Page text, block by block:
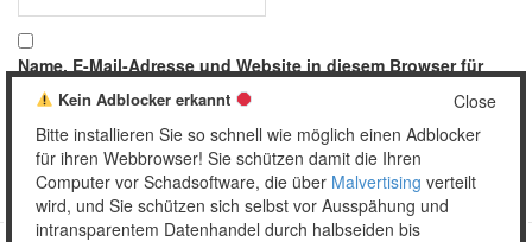
Name, E-Mail-Adresse und Website in diesem Browser für
meinen nächsten Kommentar speichern.
Close
Kein Adblocker erkannt
Bitte installieren Sie so schnell wie möglich einen Adblocker
für ihren Webbrowser! Sie schützen damit die Ihren
Computer vor Schadsoftware, die über Malvertising verteilt
wird, und Sie schützen sich selbst vor Ausspähung und
intransparentem Datenhandel durch halbseiden bis